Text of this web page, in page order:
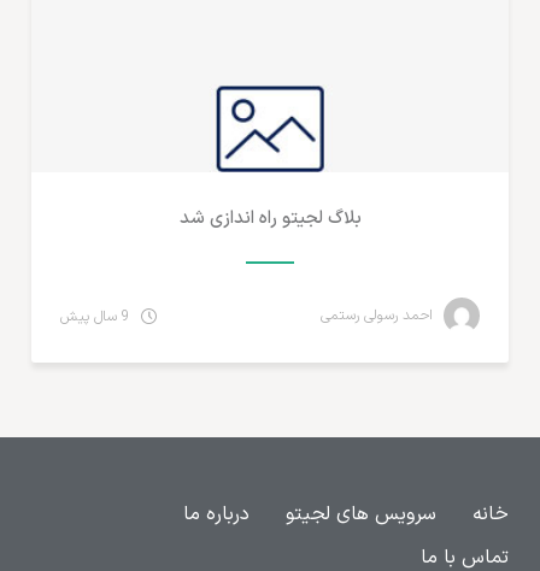
بلاگ لجیتو راه اندازی شد
احمد رسولی رستمی
خانه سرویس های لجیتو
درباره ما
تماس با ما